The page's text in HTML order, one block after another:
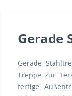
Gerade
Gerade
Treppe zur
fertige